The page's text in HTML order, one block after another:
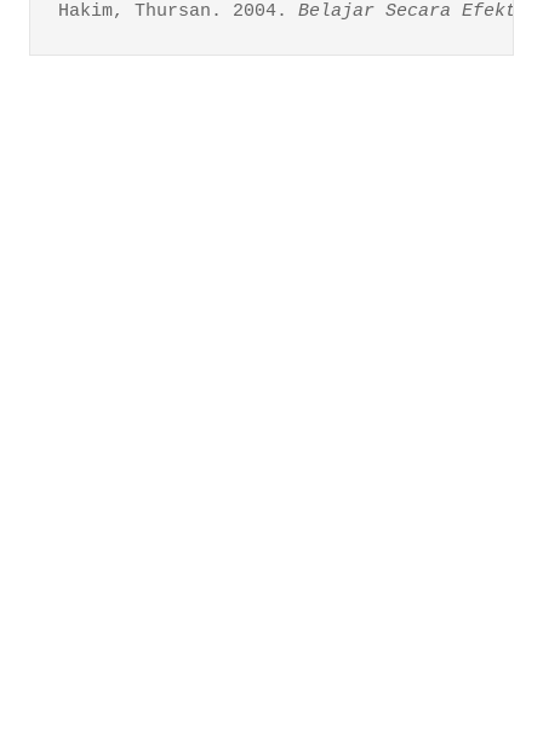
Hakim, Thursan. 2004. Belajar Secara Efektif